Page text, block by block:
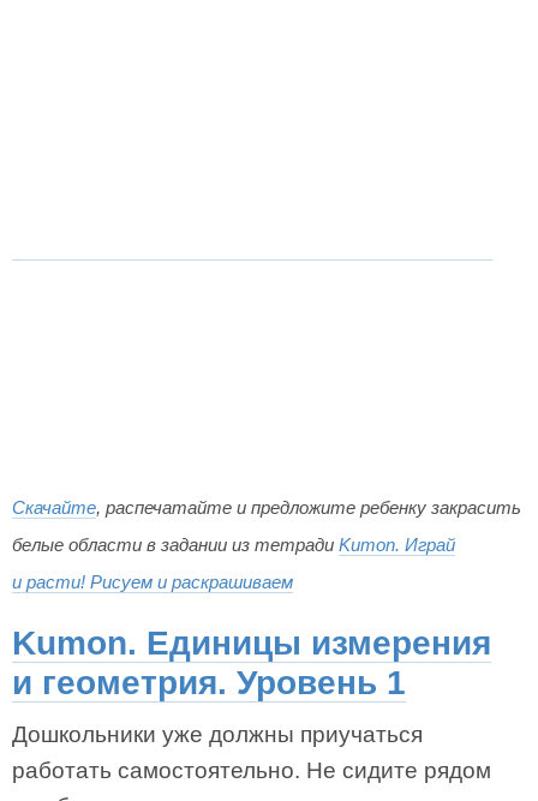
Скачайте, распечатайте и предложите ребенку закрасить
белые области в задании из тетради Kumon. Играй
и расти! Рисуем и раскрашиваем
Kumon. Единицы измерения
и геометрия. Уровень 1
Дошкольники уже должны приучаться
работать самостоятельно. Не сидите рядом